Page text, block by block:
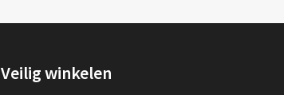
Veilig winkelen